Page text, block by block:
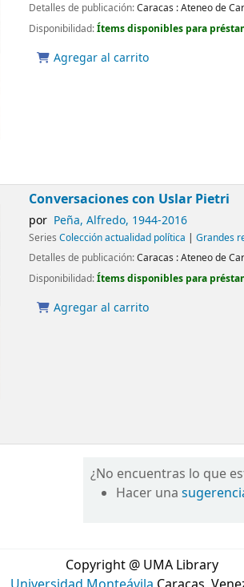
Detalles de publicación:Caracas :Ateneo de
Disponibilidad:Ítems disponibles para
Agregar al carrito
Conversaciones con Uslar Pietri
por Peña, Alfredo, 1944-2016
SeriesColección actualidad política |Grandes
Detalles de publicación:Caracas :Ateneo de
Disponibilidad:Ítems disponibles para
Agregar al carrito
¿No encuentras lo que
Hacer una
Copyright @ UMA Library